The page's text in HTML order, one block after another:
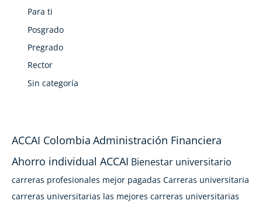
Para ti
Posgrado
Pregrado
Rector
Sin categoría
ACCAI Colombia Administración Financiera
Ahorro individual ACCAI Bienestar universitario
carreras profesionales mejor pagadas Carreras universitaria
carreras universitarias las mejores carreras universitarias